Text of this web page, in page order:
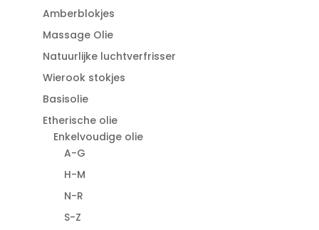
Amberblokjes
Massage Olie
Natuurlijke luchtverfrisser
Wierook stokjes
Basisolie
Etherische olie
Enkelvoudige olie
A-G
H-M
N-R
S-Z